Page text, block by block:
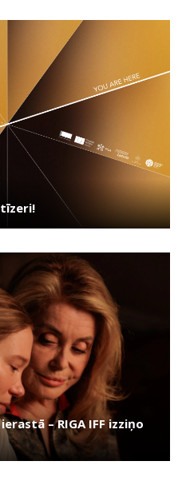
tīzeri!
– RIGA IFF izziņo